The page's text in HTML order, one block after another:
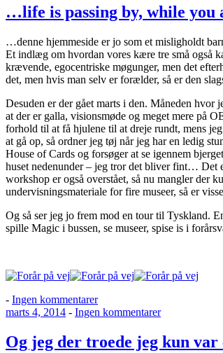
life
is
by,
while
you
are
doing
other
things?
…life is passing by, while you
…denne hjemmeside er jo som et misligholdt
Et indlæg om hvordan vores kære tre små også
krævende, egocentriske møgunger, men det
det, men hvis man selv er forælder, så er den
Desuden er der gået marts i den. Måneden hvor
at der er galla, visionsmøde og meget mere på
forhold til at få hjulene til at dreje rundt, mens
at gå op, så ordner jeg tøj når jeg har en ledig
House of Cards og forsøger at se igennem
huset nedenunder – jeg tror det bliver fint… Det
workshop er også overstået, så nu mangler der
undervisningsmateriale for fire museer, så er
Og så ser jeg jo frem mod en tour til Tyskland.
spille Magic i bussen, se museer, spise is i
- Ingen kommentarertil
…
passing
Udgivet
marts 4, 2014 - Ingen kommentarertil
jeg
der
Og jeg der troede jeg kun var